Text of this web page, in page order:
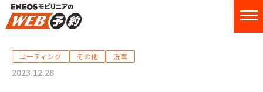
コーティング その他 洗車
2023.12.28